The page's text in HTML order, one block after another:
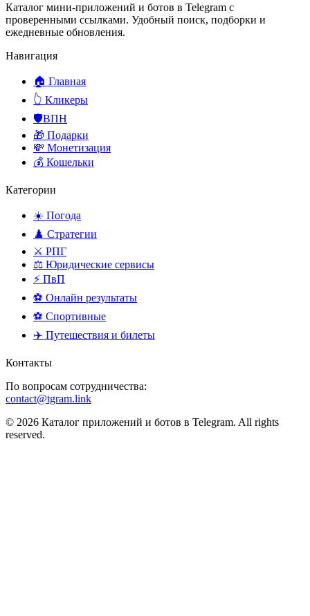
Каталог мини-приложений и ботов в Telegram с
проверенными ссылками. Удобный поиск, подборки и
ежедневные обновления.
Навигация
🏠 Главная
👆 Кликеры
🛡️ВПН
🎁 Подарки
💸 Монетизация
💰 Кошельки
Категории
☀️ Погода
♟️ Стратегии
⚔️ РПГ
⚖️ Юридические сервисы
⚡ ПвП
⚽ Онлайн результаты
⚽ Спортивные
✈️ Путешествия и билеты
Контакты
По вопросам сотрудничества:
contact@tgram.link
© 2026 Каталог приложений и ботов в Telegram. All rights
reserved.